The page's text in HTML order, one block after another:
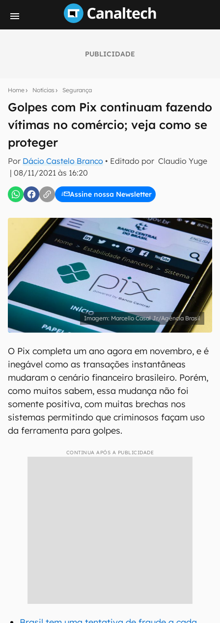
PUBLICIDADE
Home Notícias Segurança
Golpes com Pix continuam fazendo
vítimas no comércio; veja como se
proteger
Por Dácio Castelo Branco • Editado por Claudio Yuge
| 08/11/2021 às 16:20
Assine nossa Newsletter
notícias e reviews sobre tecnologia em primeira
mão.
E-mail
inscreva-se
Confirmo que li, aceito e concordo com os Termos de
Uso e Política de Privacidade do Canaltech.
Marcello Casal Jr/Agência Brasil
O Pix completa um ano agora em novembro, e é
inegável como as transações instantâneas
mudaram o cenário financeiro brasileiro. Porém,
como muitos sabem, essa mudança não foi
somente positiva, com muitas brechas nos
sistemas permitindo que criminosos façam uso
da ferramenta para golpes.
CONTINUA APÓS A PUBLICIDADE